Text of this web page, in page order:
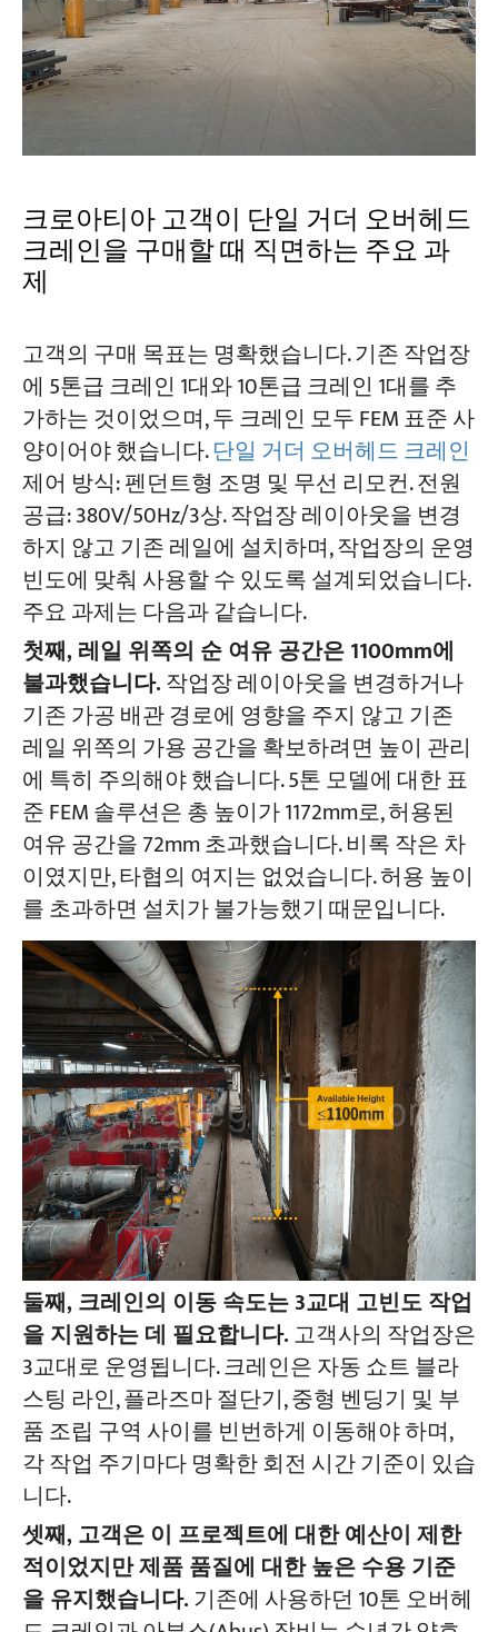
크로아티아 고객이 단일 거더 오버헤드
크레인을 구매할 때 직면하는 주요 과
제
고객의 구매 목표는 명확했습니다. 기존 작업장
에 5톤급 크레인 1대와 10톤급 크레인 1대를 추
가하는 것이었으며, 두 크레인 모두 FEM 표준 사
양이어야 했습니다.단일 거더 오버헤드 크레인
제어 방식: 펜던트형 조명 및 무선 리모컨. 전원
공급: 380V/50Hz/3상. 작업장 레이아웃을 변경
하지 않고 기존 레일에 설치하며, 작업장의 운영
빈도에 맞춰 사용할 수 있도록 설계되었습니다.
주요 과제는 다음과 같습니다.
첫째, 레일 위쪽의 순 여유 공간은 1100mm에
불과했습니다.작업장 레이아웃을 변경하거나
기존 가공 배관 경로에 영향을 주지 않고 기존
레일 위쪽의 가용 공간을 확보하려면 높이 관리
에 특히 주의해야 했습니다. 5톤 모델에 대한 표
준 FEM 솔루션은 총 높이가 1172mm로, 허용된
여유 공간을 72mm 초과했습니다. 비록 작은 차
이였지만, 타협의 여지는 없었습니다. 허용 높이
를 초과하면 설치가 불가능했기 때문입니다.
둘째, 크레인의 이동 속도는 3교대 고빈도 작업
을 지원하는 데 필요합니다.고객사의 작업장은
3교대로 운영됩니다. 크레인은 자동 쇼트 블라
스팅 라인, 플라즈마 절단기, 중형 벤딩기 및 부
품 조립 구역 사이를 빈번하게 이동해야 하며,
각 작업 주기마다 명확한 회전 시간 기준이 있습
니다.
셋째, 고객은 이 프로젝트에 대한 예산이 제한
적이었지만 제품 품질에 대한 높은 수용 기준
을 유지했습니다.기존에 사용하던 10톤 오버헤